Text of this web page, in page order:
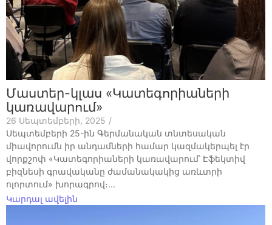
Մաստեր-կլաս «Կատեգորիաների
կառավարում»
26 Սեպտեմբերի, 2025 /
Սեպտեմբերի 25-ին Գերմանական տնտեսական
միավորումն իր անդամների համար կազմակերպել էր
վորքշոփ «Կատեգորիաների կառավարում՝ Էֆեկտիվ
բիզնեսի գրավականը ժամանակակից առևտրի
ոլորտում» խորագրով։...
Կարդալ ավելին